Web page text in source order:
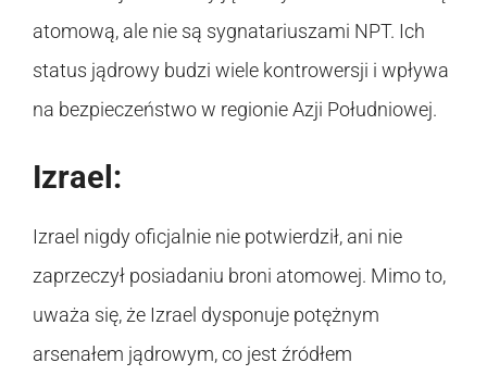
atomową, ale nie są sygnatariuszami NPT. Ich
status jądrowy budzi wiele kontrowersji i wpływa
na bezpieczeństwo w regionie Azji Południowej.
Izrael:
Izrael nigdy oficjalnie nie potwierdził, ani nie
zaprzeczył posiadaniu broni atomowej. Mimo to,
uważa się, że Izrael dysponuje potężnym
arsenałem jądrowym, co jest źródłem